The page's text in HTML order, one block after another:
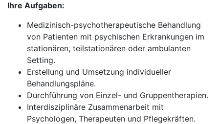
Ihre Aufgaben:
Medizinisch-psychotherapeutische Behandlung
von Patienten mit psychischen Erkrankungen im
stationären, teilstationären oder ambulanten
Setting.
Erstellung und Umsetzung individueller
Behandlungspläne.
Durchführung von Einzel- und Gruppentherapien.
Interdisziplinäre Zusammenarbeit mit
Psychologen, Therapeuten und Pflegekräften.